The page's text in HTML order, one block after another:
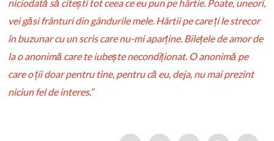
niciodată să citești tot ceea ce eu pun pe hârtie. Poate, uneori,
vei găsi frânturi din gândurile mele. Hârtii pe care ți le strecor
în buzunar cu un scris care nu-mi aparține. Bilețele de amor de
la o anonimă care te iubește necondiționat. O anonimă pe
care o ții doar pentru tine, pentru că eu, deja, nu mai prezint
niciun fel de interes.”